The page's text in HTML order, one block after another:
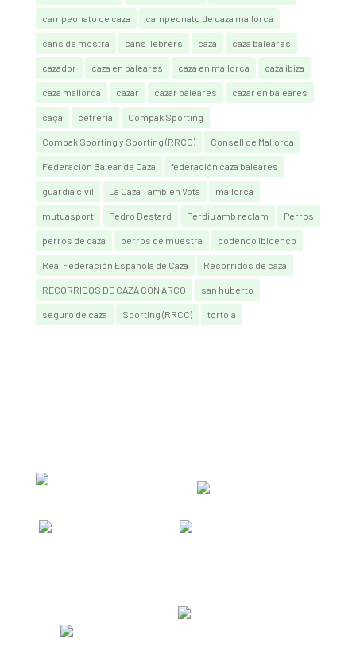
campeonato de caza campeonato de caza mallorca
cans de mostra cans llebrers caza caza baleares
cazador caza en baleares caza en mallorca caza ibiza
caza mallorca cazar cazar baleares cazar en baleares
caça cetrería Compak Sporting
Compak Sporting y Sporting (RRCC) Consell de Mallorca
Federación Balear de Caza federación caza baleares
guardia civil La Caza También Vota mallorca
mutuasport Pedro Bestard Perdiu amb reclam Perros
perros de caza perros de muestra podenco ibicenco
Real Federación Española de Caza Recorridos de caza
RECORRIDOS DE CAZA CON ARCO san huberto
seguro de caza Sporting (RRCC) tortola